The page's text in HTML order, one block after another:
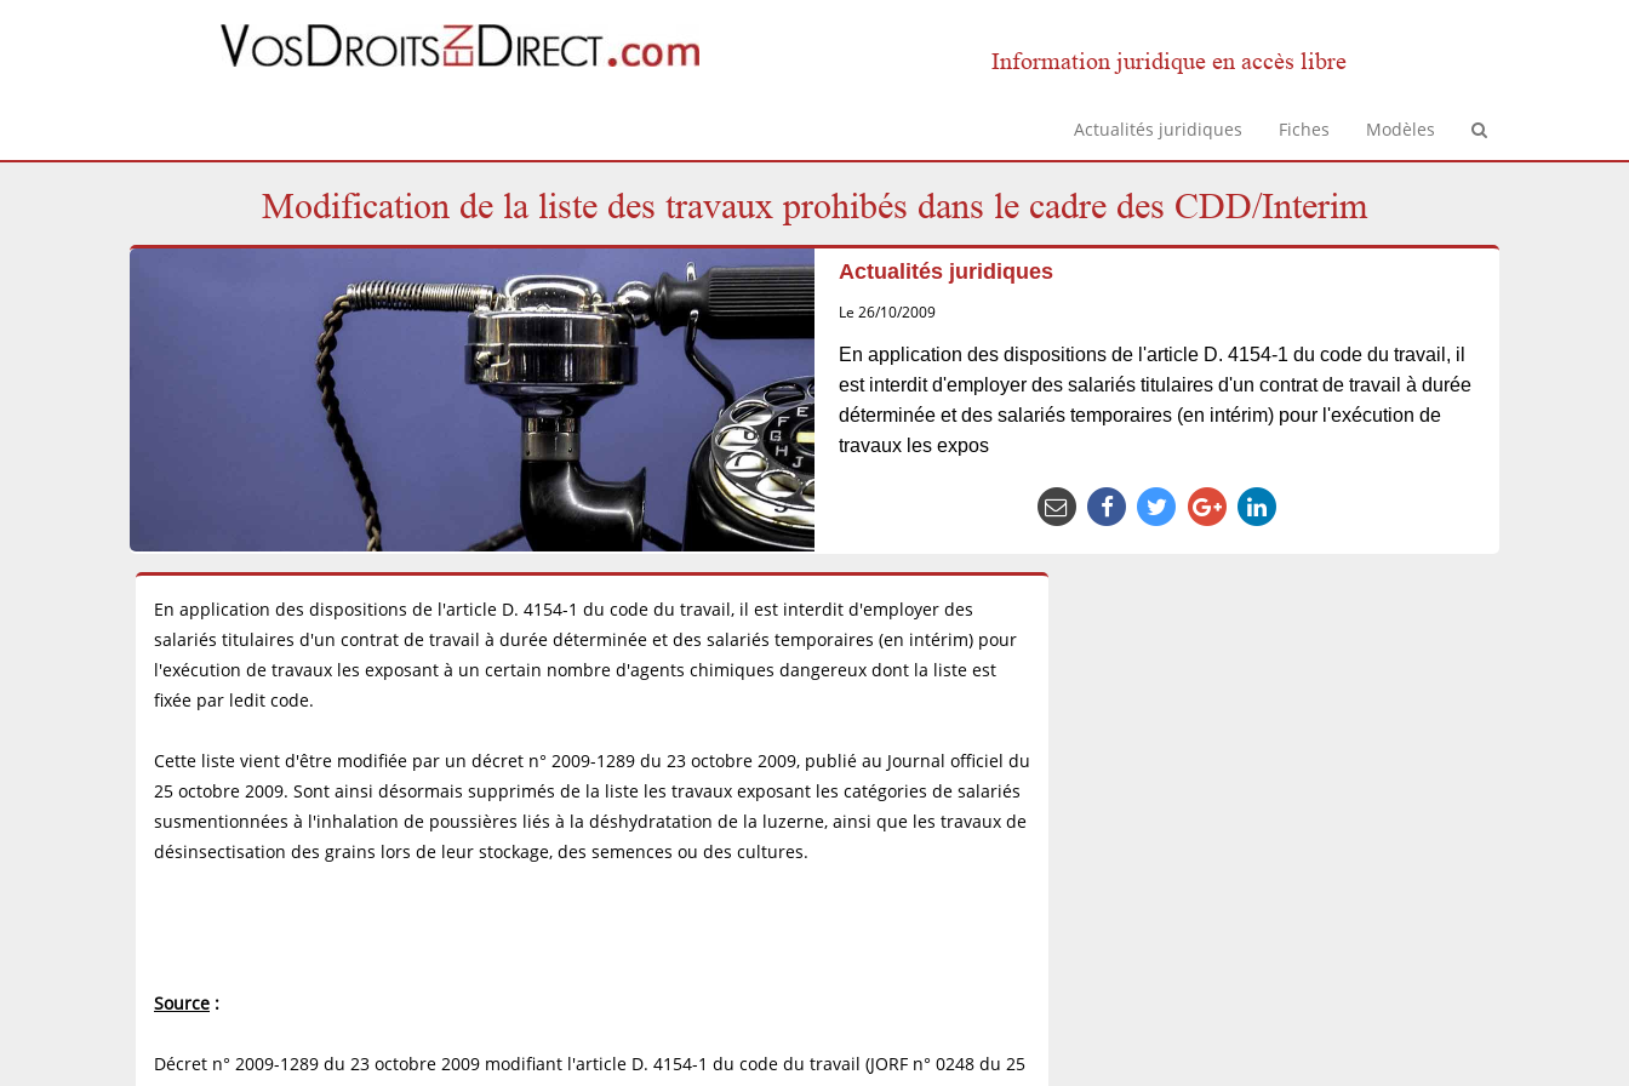
Information juridique en accès libre
Actualités juridiques Fiches Modèles
Modification de la liste des travaux prohibés dans le cadre des CDD/Interim
Actualités juridiques
Le 26/10/2009
En application des dispositions de l'article D. 4154-1 du code du travail, il
est interdit d'employer des salariés titulaires d'un contrat de travail à durée
déterminée et des salariés temporaires (en intérim) pour l'exécution de
travaux les expos
En application des dispositions de l'article D. 4154-1 du code du travail, il est interdit d'employer des
salariés titulaires d'un contrat de travail à durée déterminée et des salariés temporaires (en intérim) pour
l'exécution de travaux les exposant à un certain nombre d'agents chimiques dangereux dont la liste est
fixée par ledit code.
Cette liste vient d'être modifiée par un décret n° 2009-1289 du 23 octobre 2009, publié au Journal officiel du
25 octobre 2009. Sont ainsi désormais supprimés de la liste les travaux exposant les catégories de salariés
susmentionnées à l'inhalation de poussières liés à la déshydratation de la luzerne, ainsi que les travaux de
désinsectisation des grains lors de leur stockage, des semences ou des cultures.
Source :
Décret n° 2009-1289 du 23 octobre 2009 modifiant l'article D. 4154-1 du code du travail (JORF n° 0248 du 25